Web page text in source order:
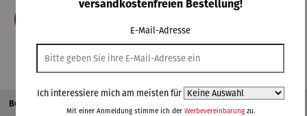
Beschreibung
versandkostenfreien Bestellung!
E-Mail-Adresse
Ich interessiere mich am meisten für
Mit einer Anmeldung stimme ich der Werbevereinbarungzu.